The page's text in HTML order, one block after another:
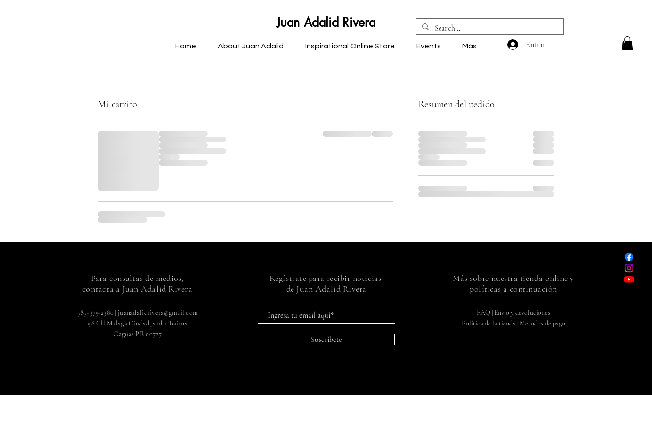
Juan Adalid Rivera
Home About Juan Adalid Inspirational Online Store Events Más Entrar
Mi carrito Resumen del pedido
Para consultas de medios,
contacta a Juan Adalid Rivera
787-375-2380 |juanadalidrivera@gmail.com
56 Cll Malaga Ciudad Jardin Bairoa
Caguas PR 00727
Regístrate para recibir noticias
de Juan Adalid Rivera
Suscríbete
Más sobre nuestra tienda online y
políticas a continuación
FAQ Envío y devoluciones
Política de la tienda | Métodos de pago